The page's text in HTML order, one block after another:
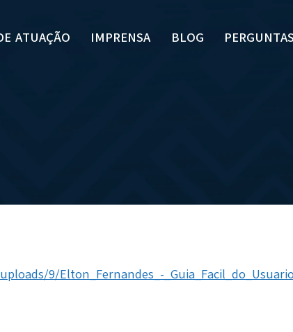
ATUAÇÃO IMPRENSA BLOG PERGUNTAS
9/Elton_Fernandes_-